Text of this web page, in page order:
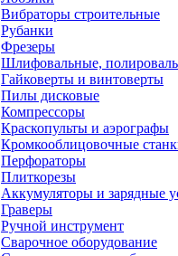
Вибраторы строительные
Рубанки
Фрезеры
Шлифовальные,
Гайковерты и винтоверты
Пилы дисковые
Компрессоры
Краскопульты и аэрографы
Кромкооблицовочные
Перфораторы
Плиткорезы
Аккумуляторы и зарядные
Граверы
Ручной инструмент
Сварочное оборудование